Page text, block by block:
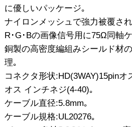
に優しいパッケージ｡
ナイロンメッシュで強力被覆さ
R･G･Bの画像信号用に75Ω同軸
銅製の高密度編組みシールド材
理｡
コネクタ形状:HD(3WAY)15pin
オス インチネジ(4-40)｡
ケーブル直径:5.8mm｡
ケーブル規格:UL20276｡